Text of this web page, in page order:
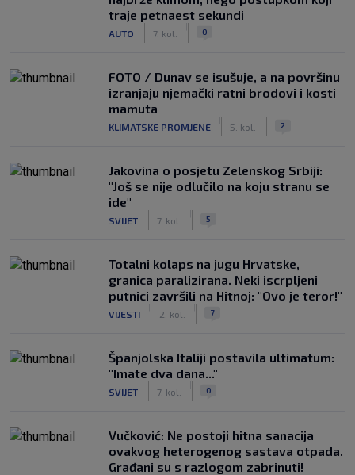
traje petnaest sekundi
AUTO 7. kol. 0
FOTO / Dunav se isušuje, a na površinu
izranjaju njemački ratni brodovi i kosti
mamuta
KLIMATSKE PROMJENE 5. kol. 2
Jakovina o posjetu Zelenskog Srbiji:
"Još se nije odlučilo na koju stranu se
ide"
SVIJET 7. kol. 5
Totalni kolaps na jugu Hrvatske,
granica paralizirana. Neki iscrpljeni
putnici završili na Hitnoj: "Ovo je teror!"
VIJESTI 2. kol. 7
Španjolska Italiji postavila ultimatum:
"Imate dva dana..."
SVIJET 7. kol. 0
Vučković: Ne postoji hitna sanacija
ovakvog heterogenog sastava otpada.
Građani su s razlogom zabrinuti!